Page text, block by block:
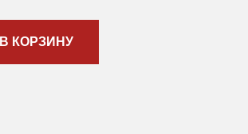
В КОРЗИНУ